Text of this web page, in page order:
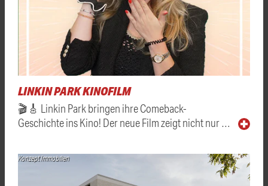
LINKIN PARK KINOFILM
🎬🎸 Linkin Park bringen ihre Comeback-
Geschichte ins Kino! Der neue Film zeigt nicht nur …
Konzept Immobilien